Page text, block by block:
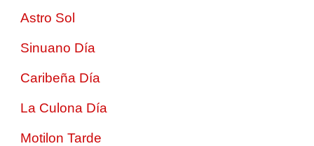
Astro Sol
Sinuano Día
Caribeña Día
La Culona Día
Motilon Tarde